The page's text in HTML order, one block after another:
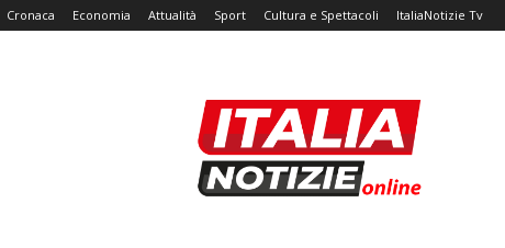
Cronaca Economia Attualità Sport Cultura e Spettacoli ItaliaNotizie Tv